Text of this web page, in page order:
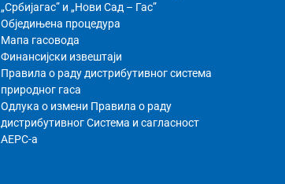
„Србијагас” и „Нови Сад – Гас”
Обједињена процедура
Мапа гасовода
Финансијски извештаји
Правила о раду дистрибутивног системa
природног гаса
Одлука о измени Правила о раду
дистрибутивног Система и сагласност
АЕРС-а